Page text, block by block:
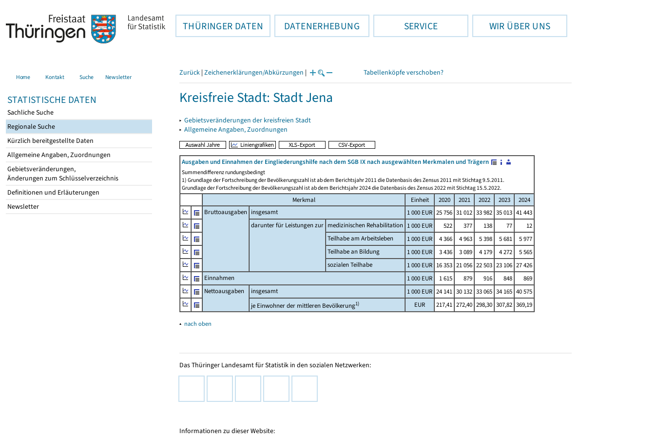
THÜRINGER DATEN DATENERHEBUNG SERVICE WIR ÜBER UNS
Home Kontakt Suche Newsletter
STATISTISCHE DATEN
Sachliche Suche
Regionale Suche
Kürzlich bereitgestellte Daten
Allgemeine Angaben, Zuordnungen
Gebietsveränderungen,
Änderungen zum Schlüsselverzeichnis
Definitionen und Erläuterungen
Newsletter
Zurück | Zeichenerklärungen/Abkürzungen | Tabellenköpfe verschoben?
Kreisfreie Stadt: Stadt Jena
▸ Gebietsveränderungen der kreisfreien Stadt
▸ Allgemeine Angaben, Zuordnungen
Ausgaben und Einnahmen der Eingliederungshilfe nach dem SGB IX nach ausgewählten Merkmalen und Trägern
Summendifferenz rundungsbedingt
1) Grundlage der Fortschreibung der Bevölkerungszahl ist ab dem Berichtsjahr 2011 die Datenbasis des Zensus 2011 mit Stichtag 9.5.2011.
Grundlage der Fortschreibung der Bevölkerungszahl ist ab dem Berichtsjahr 2024 die Datenbasis des Zensus 2022 mit Stichtag 15.5.2022.
Merkmal Einheit 2020 2021 2022 2023
2024
Bruttoausgaben insgesamt 1 000 EUR 25 756 31 012 33 982 35 013 41 443
darunter für Leistungen zur medizinischen Rehabilitation 1 000 EUR 522 377 138 77
12
Teilhabe am Arbeitsleben
1 000 EUR 4 366 4 963 5 398 5 681
5 977
Teilhabe an Bildung
1 000 EUR 3 436 3 089 4 179 4 272
5 565
sozialen Teilhabe
1 000 EUR 16 353 21 056 22 503 23 106 27 426
Einnahmen
1 000 EUR 1 615 879 916 848
869
Nettoausgaben
insgesamt 1 000 EUR 24 141 30 132 33 065 34 165 40 575
je Einwohner der mittleren Bevölkerung1) EUR 217,41 272,40 298,30 307,82 369,19
▴ nach oben
Das Thüringer Landesamt für Statistik in den sozialen Netzwerken:
Informationen zu dieser Website: